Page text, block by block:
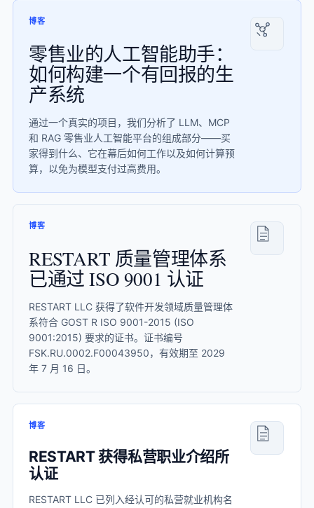
博客
零售业的人工智能助手：
如何构建一个有回报的生
产系统
通过一个真实的项目，我们分析了 LLM、MCP
和 RAG 零售业人工智能平台的组成部分——买
家得到什么、它在幕后如何工作以及如何计算预
算，以免为模型支付过高费用。
博客
RESTART 质量管理体系
已通过 ISO 9001 认证
RESTART LLC 获得了软件开发领域质量管理体
系符合 GOST R ISO 9001-2015 (ISO
9001:2015) 要求的证书。证书编号
FSK.RU.0002.F00043950，有效期至 2029
年 7 月 16 日。
博客
RESTART 获得私营职业介绍所
认证
RESTART LLC 已列入经认可的私营就业机构名